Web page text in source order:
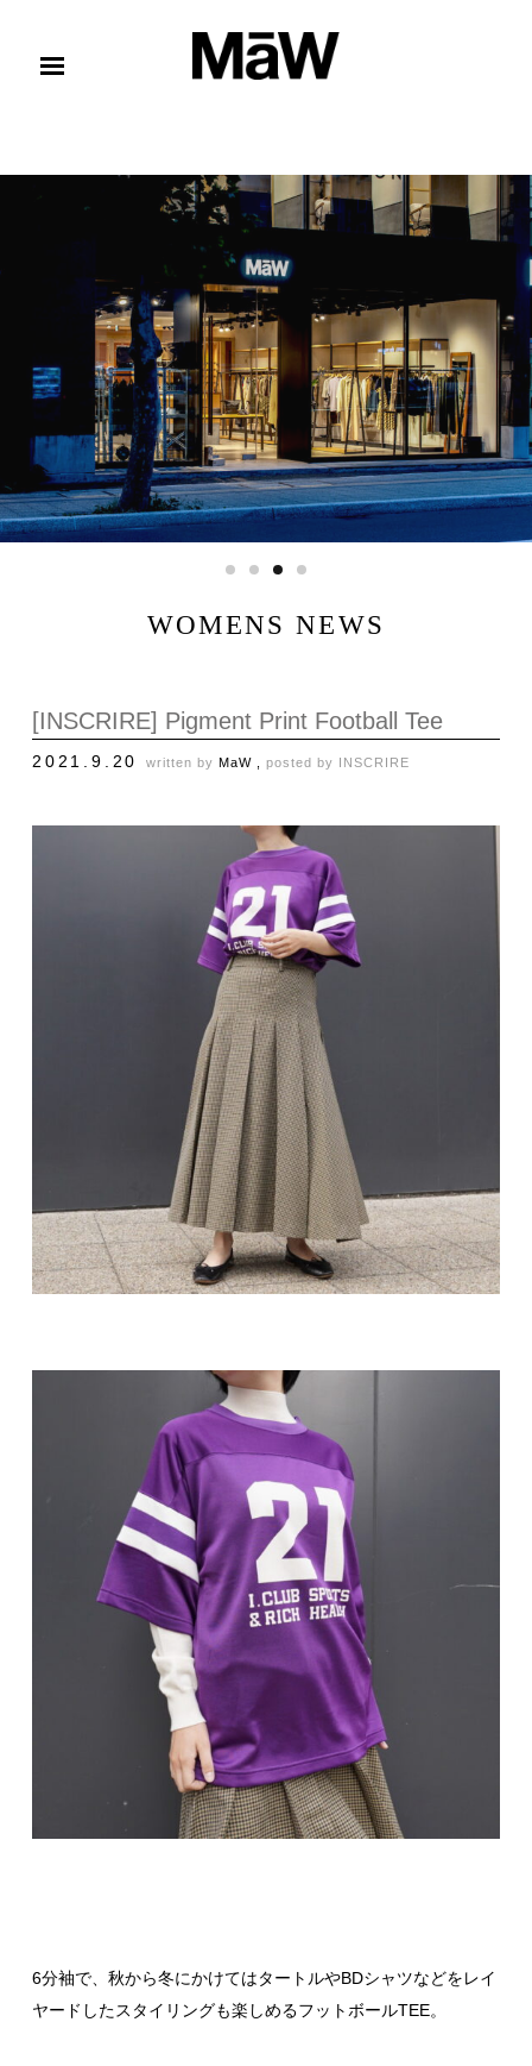
WOMENS NEWS
[INSCRIRE] Pigment Print Football Tee
2021.9.20 written by MaW , posted by INSCRIRE
6分袖で、秋から冬にかけてはタートルやBDシャツなどをレイ
ヤードしたスタイリングも楽しめるフットボールTEE。